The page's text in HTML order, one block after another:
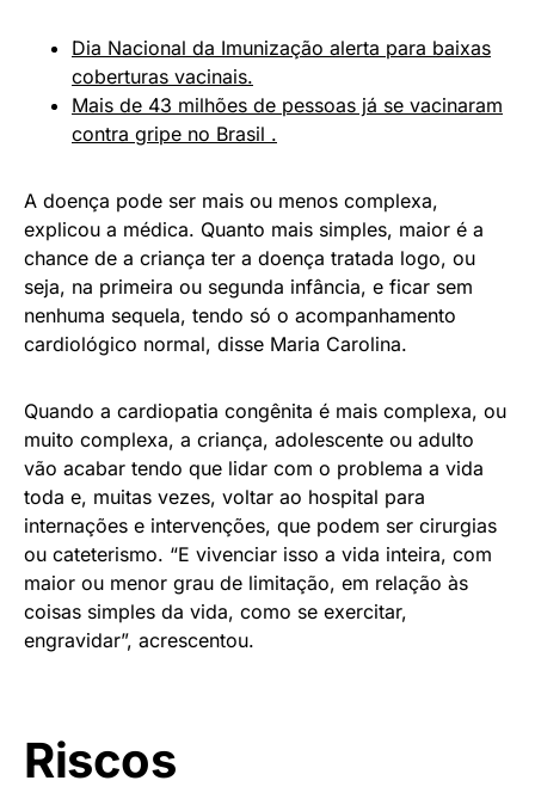
Dia Nacional da Imunização alerta para baixas
coberturas vacinais.
Mais de 43 milhões de pessoas já se vacinaram
contra gripe no Brasil .
A doença pode ser mais ou menos complexa,
explicou a médica. Quanto mais simples, maior é a
chance de a criança ter a doença tratada logo, ou
seja, na primeira ou segunda infância, e ficar sem
nenhuma sequela, tendo só o acompanhamento
cardiológico normal, disse Maria Carolina.
Quando a cardiopatia congênita é mais complexa, ou
muito complexa, a criança, adolescente ou adulto
vão acabar tendo que lidar com o problema a vida
toda e, muitas vezes, voltar ao hospital para
internações e intervenções, que podem ser cirurgias
ou cateterismo. “E vivenciar isso a vida inteira, com
maior ou menor grau de limitação, em relação às
coisas simples da vida, como se exercitar,
engravidar”, acrescentou.
Riscos